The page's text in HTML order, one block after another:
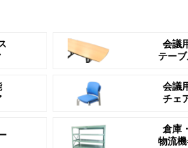
会議
テー
会議
チェ
倉庫・
物流